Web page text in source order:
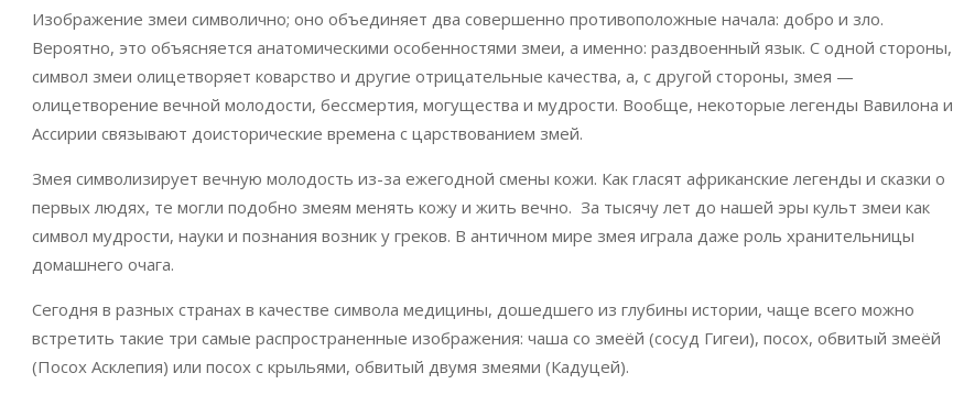
Изображение змеи символично; оно объединяет два совершенно противоположные начала: добро и зло.
Вероятно, это объясняется анатомическими особенностями змеи, а именно: раздвоенный язык. С одной стороны,
символ змеи олицетворяет коварство и другие отрицательные качества, а, с другой стороны, змея —
олицетворение вечной молодости, бессмертия, могущества и мудрости. Вообще, некоторые легенды Вавилона и
Ассирии связывают доисторические времена с царствованием змей.
Змея символизирует вечную молодость из-за ежегодной смены кожи. Как гласят африканские легенды и сказки о
первых людях, те могли подобно змеям менять кожу и жить вечно. За тысячу лет до нашей эры культ змеи как
символ мудрости, науки и познания возник у греков. В античном мире змея играла даже роль хранительницы
домашнего очага.
Сегодня в разных странах в качестве символа медицины, дошедшего из глубины истории, чаще всего можно
встретить такие три самые распространенные изображения: чаша со змеёй (сосуд Гигеи), посох, обвитый змеёй
(Посох Асклепия) или посох с крыльями, обвитый двумя змеями (Кадуцей).